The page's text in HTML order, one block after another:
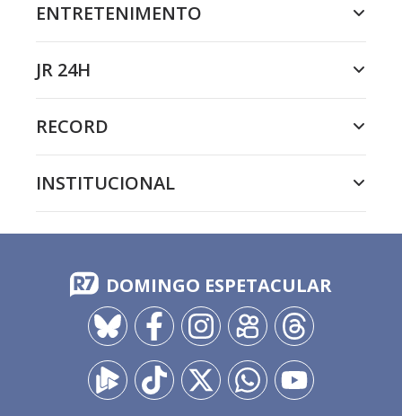
ENTRETENIMENTO
JR 24H
RECORD
INSTITUCIONAL
DOMINGO ESPETACULAR